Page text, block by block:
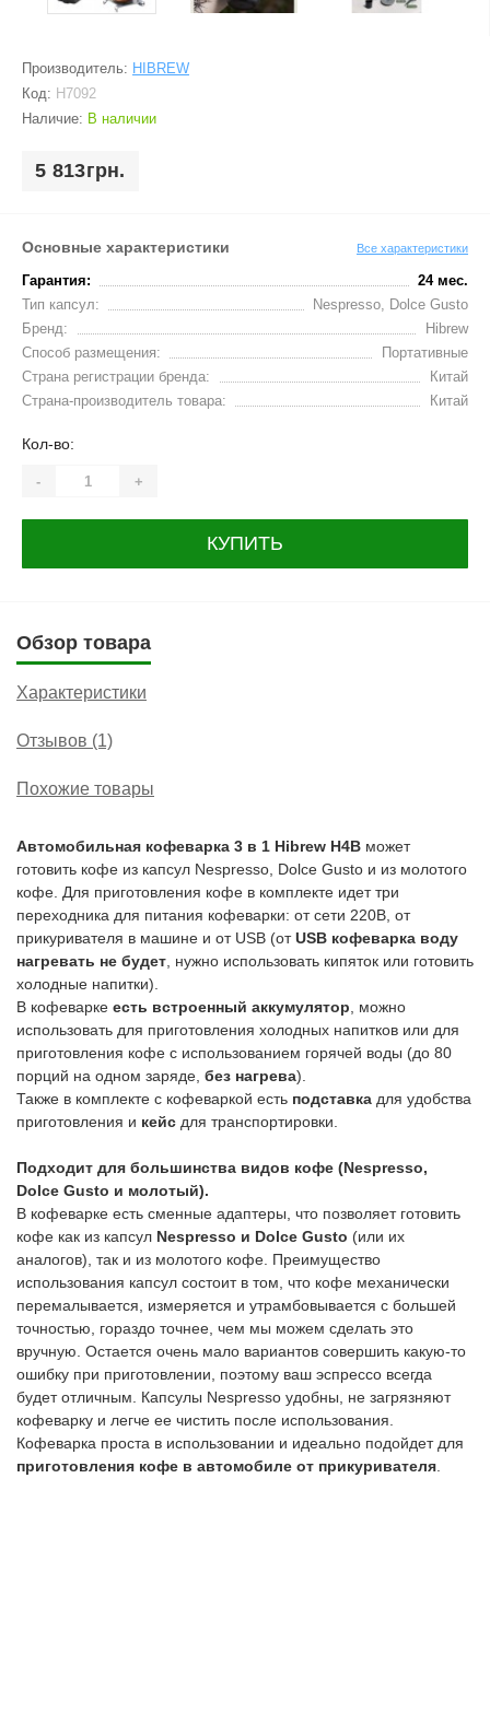
Производитель: HIBREW
Код: H7092
Наличие: В наличии
5 813грн.
Основные характеристики Все характеристики
Гарантия:
24 мес.
Тип капсул:
Nespresso, Dolce Gusto
Бренд:
Hibrew
Способ размещения:
Портативные
Страна регистрации бренда:
Китай
Страна-производитель товара:
Китай
Кол-во:
- +
КУПИТЬ
Обзор товара
Характеристики
Отзывов (1)
Похожие товары
Автомобильная кофеварка 3 в 1 Hibrew H4B может
готовить кофе из капсул Nespresso, Dolce Gusto и из молотого
кофе. Для приготовления кофе в комплекте идет три
переходника для питания кофеварки: от сети 220В, от
прикуривателя в машине и от USB (отUSB кофеварка воду
нагревать не будет , нужно использовать кипяток или готовить
холодные напитки).
В кофеварке есть встроенный аккумулятор , можно
использовать для приготовления холодных напитков или для
приготовления кофе с использованием горячей воды (до 80
порций на одном заряде, без нагрева).
Также в комплекте с кофеваркой есть подставка для удобства
приготовления и кейс для транспортировки.
Подходит для большинства видов кофе (Nespresso,
Dolce Gusto и молотый).
В кофеварке есть сменные адаптеры, что позволяет готовить
кофе как из капсул Nespresso и Dolce Gusto (или их
аналогов), так и из молотого кофе. Преимущество
использования капсул состоит в том, что кофе механически
перемалывается, измеряется и утрамбовывается с большей
точностью, гораздо точнее, чем мы можем сделать это
вручную. Остается очень мало вариантов совершить какую-то
ошибку при приготовлении, поэтому ваш эспрессо всегда
будет отличным. Капсулы Nespresso удобны, не загрязняют
кофеварку и легче ее чистить после использования.
Кофеварка проста в использовании и идеально подойдет для
приготовления кофе в автомобиле от прикуривателя